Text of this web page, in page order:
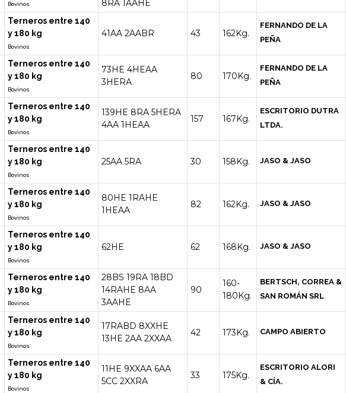
Bovinos
8RA 1AAHE
Terneros entre 140
y 180 kg
Bovinos
41AA 2AABR 43 162Kg.
FERNANDO DE LA
PEÑA
Terneros entre 140
y 180 kg
Bovinos
73HE 4HEAA
3HERA
80 170Kg.
FERNANDO DE LA
PEÑA
Terneros entre 140
y 180 kg
Bovinos
139HE 8RA 5HERA
4AA 1HEAA
157 167Kg.
ESCRITORIO DUTRA
LTDA.
Terneros entre 140
y 180 kg
Bovinos
25AA 5RA 30 158Kg. JASO & JASO
Terneros entre 140
y 180 kg
Bovinos
80HE 1RAHE
1HEAA
82 162Kg. JASO & JASO
Terneros entre 140
y 180 kg
Bovinos
62HE 62 168Kg. JASO & JASO
Terneros entre 140
y 180 kg
Bovinos
28BS 19RA 18BD
14RAHE 8AA
3AAHE
90
160-
180Kg.
BERTSCH, CORREA &
SAN ROMÁN SRL
Terneros entre 140
y 180 kg
Bovinos
17RABD 8XXHE
13HE 2AA 2XXAA
42 173Kg. CAMPO ABIERTO
Terneros entre 140
y 180 kg
Bovinos
11HE 9XXAA 6AA
5CC 2XXRA
33 175Kg.
ESCRITORIO ALORI
& CÍA.